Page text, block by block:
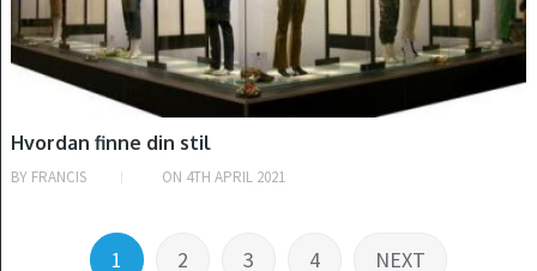
Hvordan finne din stil
BY FRANCIS ON 4TH APRIL 2021
Posts 1 2 3 4 NEXT